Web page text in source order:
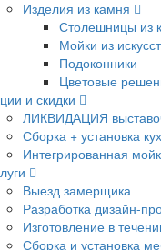
Изделия из камня
Столешницы из
Мойки из
Подоконники
Цветовые
и скидки
ЛИКВИДАЦИЯ
Сборка + установка
Интегрированная
Выезд замерщика
Разработка дизайн-
Изготовление в
Сборка и установка